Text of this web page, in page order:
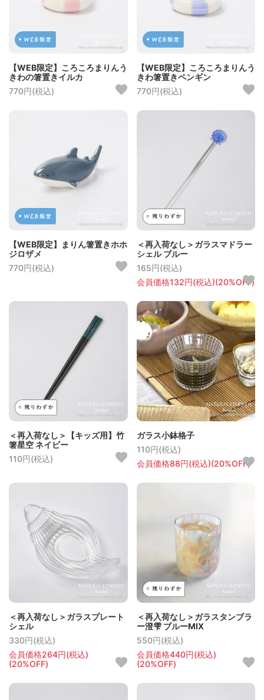
【WEB限定】ころころまりんう
きわの箸置きイルカ
770円(税込)
【WEB限定】ころころまりんう
きわ箸置きペンギン
770円(税込)
【WEB限定】まりん箸置きホホ
ジロザメ
770円(税込)
＜再入荷なし＞ガラスマドラー
シェル ブルー
165円(税込)
会員価格132円(税込)(20%OFF)
＜再入荷なし＞【キッズ用】竹
箸星空 ネイビー
110円(税込)
ガラス小鉢格子
110円(税込)
会員価格88円(税込)(20%OFF)
＜再入荷なし＞ガラスプレート
シェル
330円(税込)
会員価格264円(税込)
(20%OFF)
＜再入荷なし＞ガラスタンブラ
ー澄雫 ブルーMIX
550円(税込)
会員価格440円(税込)
(20%OFF)